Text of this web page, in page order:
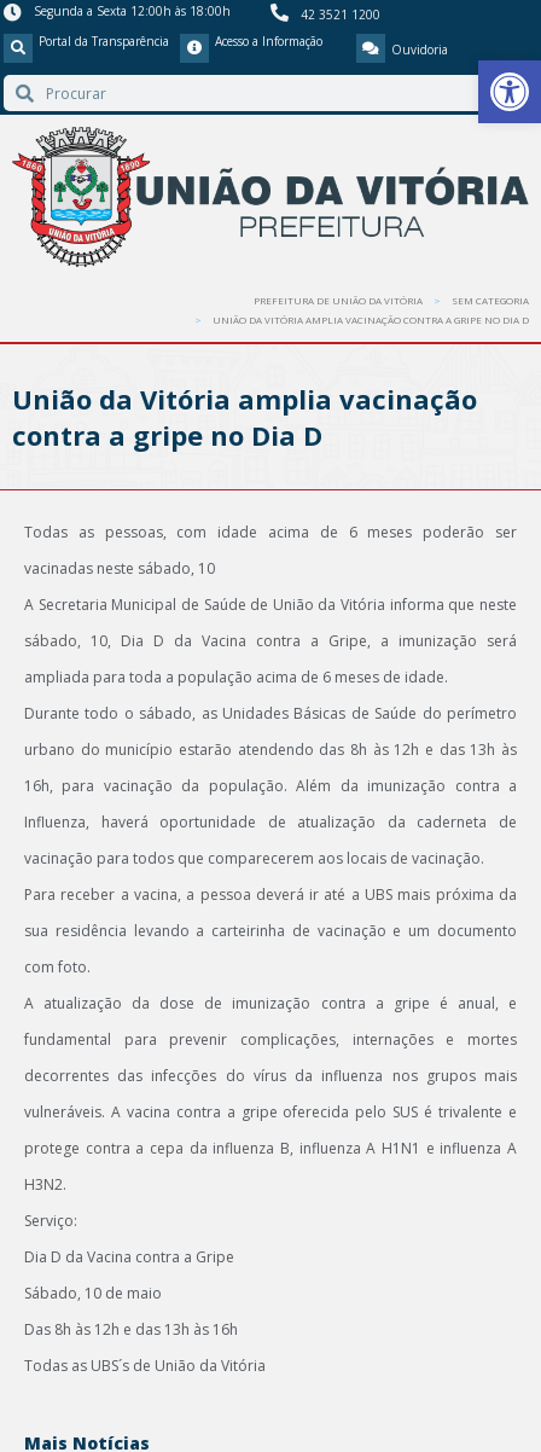
Barra de
Segunda a Sexta 12:00h às 18:00h
42 3521 1200
Portal da Transparência
Acesso a Informação Ouvidoria
PREFEITURA DE UNIÃO DA VITÓRIA
SEM CATEGORIA
UNIÃO DA VITÓRIA AMPLIA VACINAÇÃO CONTRA A GRIPE NO DIA D
União da Vitória amplia vacinação
contra a gripe no Dia D
Todas as pessoas, com idade acima de 6 meses poderão ser
vacinadas neste sábado, 10
A Secretaria Municipal de Saúde de União da Vitória informa que neste
sábado, 10, Dia D da Vacina contra a Gripe, a imunização será
ampliada para toda a população acima de 6 meses de idade.
Durante todo o sábado, as Unidades Básicas de Saúde do perímetro
urbano do município estarão atendendo das 8h às 12h e das 13h às
16h, para vacinação da população. Além da imunização contra a
Influenza, haverá oportunidade de atualização da caderneta de
vacinação para todos que comparecerem aos locais de vacinação.
Para receber a vacina, a pessoa deverá ir até a UBS mais próxima da
sua residência levando a carteirinha de vacinação e um documento
com foto.
A atualização da dose de imunização contra a gripe é anual, e
fundamental para prevenir complicações, internações e mortes
decorrentes das infecções do vírus da influenza nos grupos mais
vulneráveis. A vacina contra a gripe oferecida pelo SUS é trivalente e
protege contra a cepa da influenza B, influenza A H1N1 e influenza A
H3N2.
Serviço:
Dia D da Vacina contra a Gripe
Sábado, 10 de maio
Das 8h às 12h e das 13h às 16h
Todas as UBS´s de União da Vitória
Mais Notícias